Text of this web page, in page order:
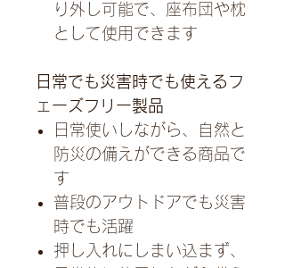
り外し可能で、座布団や枕
として使用できます
日常でも災害時でも使えるフ
ェーズフリー製品
日常使いしながら、自然と
防災の備えができる商品で
す
普段のアウトドアでも災害
時でも活躍
押し入れにしまい込まず、